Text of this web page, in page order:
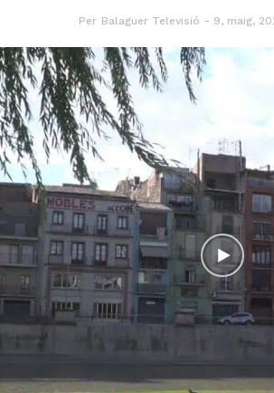
Per Balaguer Televisió 9, maig,